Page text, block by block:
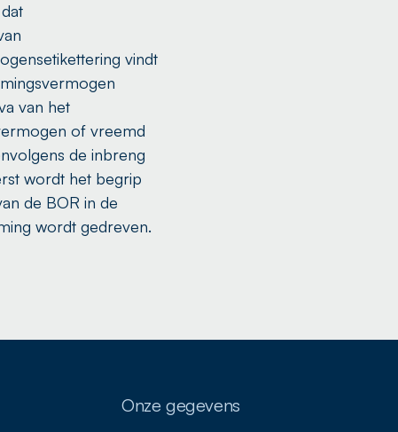
vindt
van het
of vreemd
de inbreng
wordt het begrip
de BOR in de
wordt gedreven.
Onze gegevens